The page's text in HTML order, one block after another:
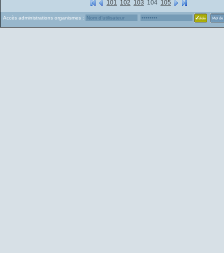
101 102 103 104 105
Accès administrations organismes :